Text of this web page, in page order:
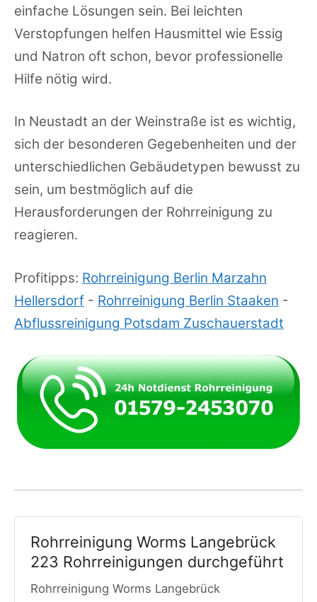
einfache Lösungen sein. Bei leichten
Verstopfungen helfen Hausmittel wie Essig
und Natron oft schon, bevor professionelle
Hilfe nötig wird.
In Neustadt an der Weinstraße ist es wichtig,
sich der besonderen Gegebenheiten und der
unterschiedlichen Gebäudetypen bewusst zu
sein, um bestmöglich auf die
Herausforderungen der Rohrreinigung zu
reagieren.
Profitipps: Rohrreinigung Berlin Marzahn
Hellersdorf - Rohrreinigung Berlin Staaken -
Abflussreinigung Potsdam Zuschauerstadt
Rohrreinigung Worms Langebrück
223 Rohrreinigungen durchgeführt
Rohrreinigung Worms Langebrück